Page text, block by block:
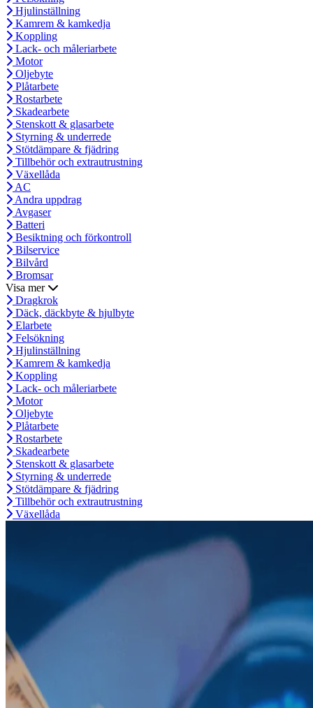
Hjulinställning
Kamrem & kamkedja
Koppling
Lack- och måleriarbete
Motor
Oljebyte
Plåtarbete
Rostarbete
Skadearbete
Stenskott & glasarbete
Styrning & underrede
Stötdämpare & fjädring
Tillbehör och extrautrustning
Växellåda
AC
Andra uppdrag
Avgaser
Batteri
Besiktning och förkontroll
Bilservice
Bilvård
Bromsar
Visa mer
Dragkrok
Däck, däckbyte & hjulbyte
Elarbete
Felsökning
Hjulinställning
Kamrem & kamkedja
Koppling
Lack- och måleriarbete
Motor
Oljebyte
Plåtarbete
Rostarbete
Skadearbete
Stenskott & glasarbete
Styrning & underrede
Stötdämpare & fjädring
Tillbehör och extrautrustning
Växellåda